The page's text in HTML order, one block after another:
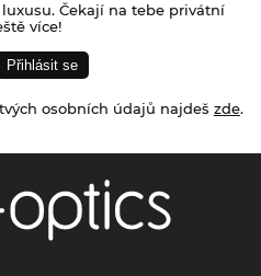
Čekají na tebe privátní
více!
osobních údajů najdeš zde.